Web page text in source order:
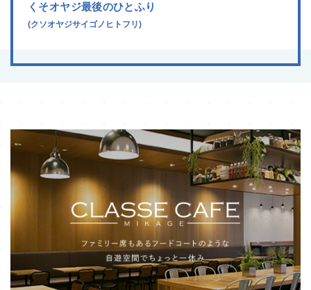
くそオヤジ最後のひとふり
(クソオヤジサイゴノヒトフリ)